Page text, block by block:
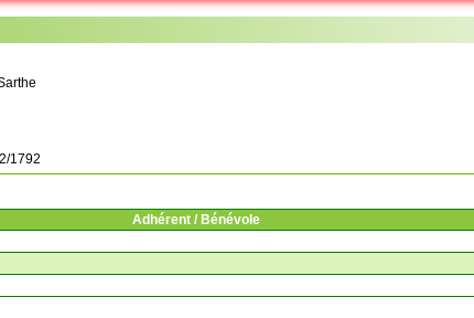
1792
Adhérent / Bénévole